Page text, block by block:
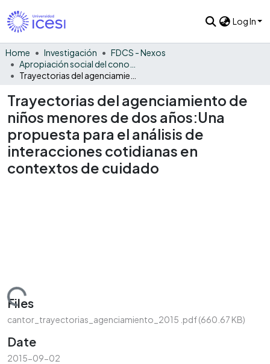
Log In
Home Investigación
FDCS - Nexos
Trayectorias del agenciamiento de
niños menores de dos años:Una
propuesta para el análisis de
interacciones cotidianas en
contextos de cuidado
Loading...
Files
cantor_trayectorias_agenciamiento_2015 .pdf(660.67 KB)
Date
2015-09-02